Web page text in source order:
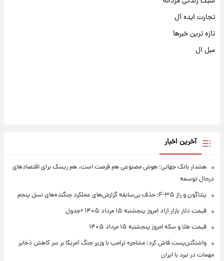
تجارت ایده آل
تازه ترین خبرها
مبل ال
آخرین اخبار
هشدار بانک جهانی؛ هوش مصنوعی هم فرصت است، هم ریسک برای اقتصادهای
درحال توسعه
پنتاگون و راز F-۳۵؛ حذف بی‌سابقه گزارش‌های عملکرد جنگنده‌های نسل پنجم
قیمت دلار بازار آزاد امروز پنجشنبه ۱۵ مرداد ۱۴۰۵ +جدول
قیمت طلا و سکه امروز پنجشنبه ۱۵ مرداد ۱۴۰۵
واشنگتن‌پست فاش کرد: مشاجره ترامپ با وزیر جنگ آمریکا بر سر کاهش ذخایر
مهمات در نبرد با ایران